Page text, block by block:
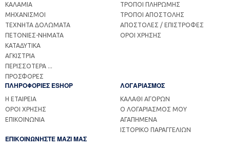
ΚΑΛΑΜΙΑ
ΜΗΧΑΝΙΣΜΟΙ
ΤΕΧΝΗΤΑ ΔΟΛΩΜΑΤΑ
ΠΕΤΟΝΙΕΣ-ΝΗΜΑΤΑ
ΚΑΤΑΔΥΤΙΚΑ
ΑΓΚΙΣΤΡΙΑ
ΠΕΡΙΣΣΟΤΕΡΑ ...
ΠΡΟΣΦΟΡΕΣ
ΤΡΟΠΟΙ ΠΛΗΡΩΜΗΣ
ΤΡΟΠΟΙ ΑΠΟΣΤΟΛΗΣ
ΑΠΟΣΤΟΛΕΣ / ΕΠΙΣΤΡΟΦΕΣ
ΟΡΟΙ ΧΡΗΣΗΣ
ΠΛΗΡΟΦΟΡΙΕΣ ESHOP
Η ΕΤΑΙΡΕΙΑ
ΟΡΟΙ ΧΡΗΣΗΣ
ΕΠΙΚΟΙΝΩΝΙΑ
ΛΟΓΑΡΙΑΣΜΟΣ
ΚΑΛΑΘΙ ΑΓΟΡΩΝ
Ο ΛΟΓΑΡΙΑΣΜΟΣ ΜΟΥ
ΑΓΑΠΗΜΕΝΑ
ΙΣΤΟΡΙΚΟ ΠΑΡΑΓΓΕΛΙΩΝ
ΕΠΙΚΟΙΝΩΝΗΣΤΕ ΜΑΖΙ ΜΑΣ